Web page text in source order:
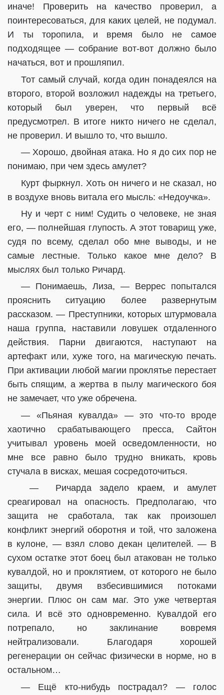
иначе! Проверить на качество проверил, а
поинтересоваться, для каких целей, не подумал.
И ты торопила, и время было не самое
подходящее — собрание вот-вот должно было
начаться, вот и прошляпил.
Тот самый случай, когда один понадеялся на
второго, второй возложил надежды на третьего,
который был уверен, что первый всё
предусмотрел. В итоге никто ничего не сделал,
не проверил. И вышло то, что вышло.
— Хорошо, двойная атака. Но я до сих пор не
понимаю, при чем здесь амулет?
Курт фыркнул. Хоть он ничего и не сказал, но
в воздухе вновь витала его мысль: «Недоучка».
Ну и черт с ним! Судить о человеке, не зная
его, — полнейшая глупость. А этот товарищ уже,
судя по всему, сделал обо мне выводы, и не
самые лестные. Только какое мне дело? В
мыслях был только Ричард.
— Понимаешь, Лиза, — Веррес попытался
прояснить ситуацию более развернутым
рассказом. — Преступники, которых штурмовала
наша группа, наставили ловушек отдаленного
действия. Парни двигаются, наступают на
артефакт или, хуже того, на магическую печать.
При активации любой магии проклятье перестает
быть спящим, а жертва в пылу магического боя
не замечает, что уже обречена.
— «Пьяная кувалда» — это что-то вроде
хаотично срабатывающего пресса, Сайтон
учитывал уровень моей осведомленности, но
мне все равно было трудно вникать, кровь
стучала в висках, мешая сосредоточиться.
— Ричарда задело краем, и амулет
среагировал на опасность. Предполагаю, что
защита не сработала, так как произошел
конфликт энергий оборотня и той, что заложена
в кулоне, — взял слово декан целителей. — В
сухом остатке этот боец был атакован не только
кувалдой, но и проклятием, от которого не было
защиты, двумя взбесившимися потоками
энергии. Плюс он сам маг. Это уже четвертая
сила. И всё это одновременно. Кувалдой его
потрепало, но заклинание вовремя
нейтрализовали. Благодаря хорошей
регенерации он сейчас физически в норме, но в
остальном…
— Ещё кто-нибудь пострадал? — голос